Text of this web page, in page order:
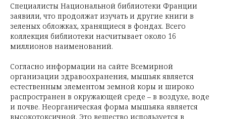
Специалисты Национальной библиотеки Франции
заявили, что продолжат изучать и другие книги в
зеленых обложках, хранящиеся в фондах. Всего
коллекция библиотеки насчитывает около 16
миллионов наименований.
Согласно информации на сайте Всемирной
организации здравоохранения, мышьяк является
естественным элементом земной коры и широко
распространен в окружающей среде – в воздухе, воде
и почве. Неорганическая форма мышьяка является
высокотоксичной. Это вещество используется в